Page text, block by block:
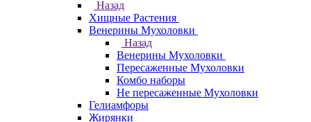
Назад
Хищные Растения
Венерины Мухоловки
Назад
Венерины Мухоловки
Пересаженные Мухоловки
Комбо наборы
Не пересаженные Мухоловки
Гелиамфоры
Жирянки